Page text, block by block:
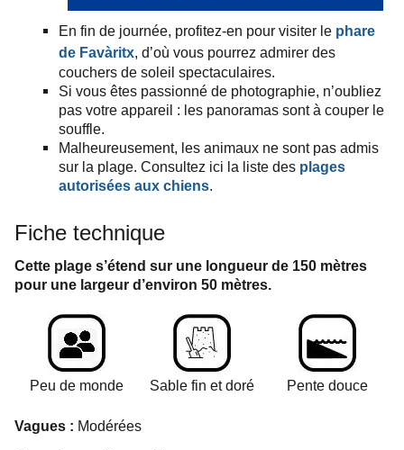
En fin de journée, profitez-en pour visiter le phare
de Favàritx, d’où vous pourrez admirer des
couchers de soleil spectaculaires.
Si vous êtes passionné de photographie, n’oubliez
pas votre appareil : les panoramas sont à couper le
souffle.
Malheureusement, les animaux ne sont pas admis
sur la plage. Consultez ici la liste des plages
autorisées aux chiens.
Fiche technique
Cette plage s’étend sur une longueur de 150 mètres
pour une largeur d’environ 50 mètres.
Peu de monde Sable fin et doré Pente douce
Vagues : Modérées